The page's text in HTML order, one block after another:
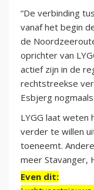
“De verbinding
vanaf het begin
de
oprichter van
actief zijn in de
rechtstreekse
Esbjerg
LYGG laat
verder te willen
toeneemt.
meer Stavanger,
Even dit: